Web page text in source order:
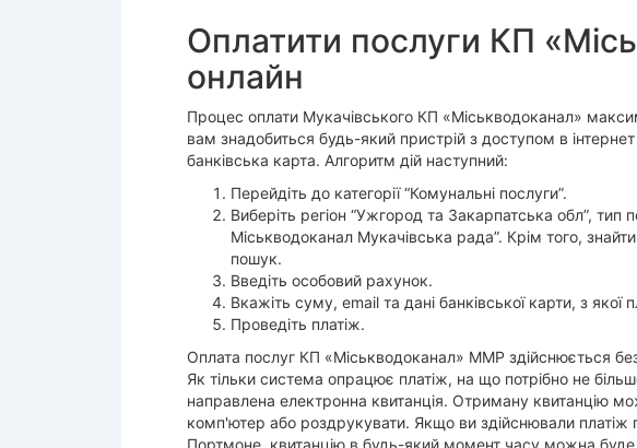
Оплатити послуги КП
онлайн
Процес оплати Мукачівського КП «Міськводоканал»
вам знадобиться будь-який пристрій з доступом в
банківська карта. Алгоритм дій наступний:
Перейдіть до категорії “Комунальні послуги”.
Виберіть регіон “Ужгород та Закарпатська обл”,
Міськводоканал Мукачівська рада”. Крім того,
пошук.
Введіть особовий рахунок.
Вкажіть суму, email та дані банківської карти, з якої
Проведіть платіж.
Оплата послуг КП «Міськводоканал» ММР здійснюється без
Як тільки система опрацює платіж, на що потрібно не
направлена електронна квитанція. Отриману квитанцію
комп'ютер або роздрукувати. Якщо ви здійснювали платіж
Портмоне, квитанцію в будь-який момент часу можна буде